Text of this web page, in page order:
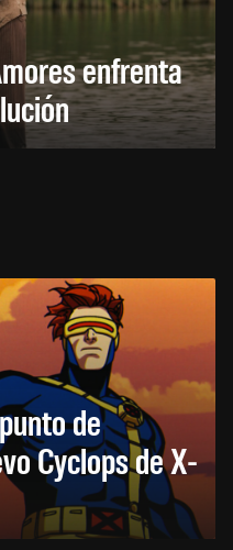
enfrenta
de
Cyclops de X-